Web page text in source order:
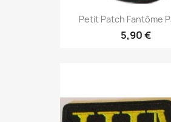
Petit Patch Fantôme
5,90 €